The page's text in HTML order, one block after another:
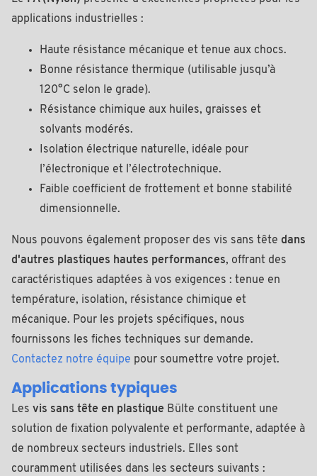
applications industrielles :
Haute résistance mécanique et tenue aux chocs.
Bonne résistance thermique (utilisable jusqu’à
120°C selon le grade).
Résistance chimique aux huiles, graisses et
solvants modérés.
Isolation électrique naturelle, idéale pour
l’électronique et l’électrotechnique.
Faible coefficient de frottement et bonne stabilité
dimensionnelle.
Nous pouvons également proposer des vis sans tête dans
d'autres plastiques hautes performances, offrant des
caractéristiques adaptées à vos exigences : tenue en
température, isolation, résistance chimique et
mécanique. Pour les projets spécifiques, nous
fournissons les fiches techniques sur demande.
Contactez notre équipe pour soumettre votre projet.
Applications typiques
Les vis sans tête en plastique Bülte constituent une
solution de fixation polyvalente et performante, adaptée à
de nombreux secteurs industriels. Elles sont
couramment utilisées dans les secteurs suivants :